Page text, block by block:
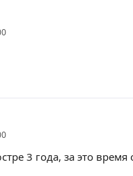
3 года, за это время